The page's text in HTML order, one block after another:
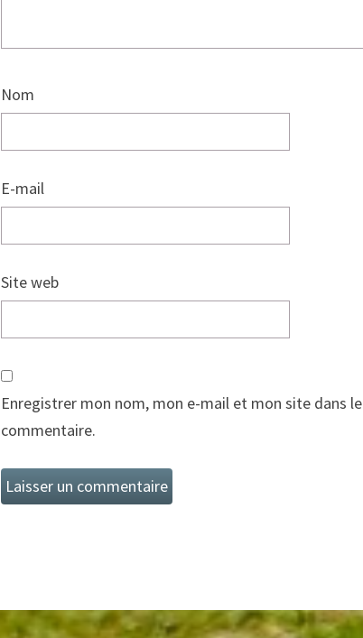
Nom
E-mail
Site web
Enregistrer mon nom, mon e-mail et mon site dans
commentaire.